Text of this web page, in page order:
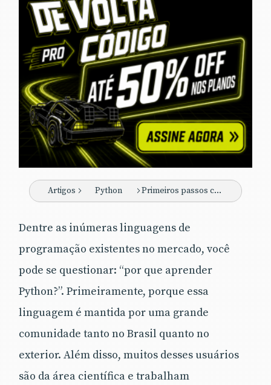
Artigos Python Primeiros passos com o Python
Dentre as inúmeras linguagens de
programação existentes no mercado, você
pode se questionar: “por que aprender
Python?”. Primeiramente, porque essa
linguagem é mantida por uma grande
comunidade tanto no Brasil quanto no
exterior. Além disso, muitos desses usuários
são da área científica e trabalham